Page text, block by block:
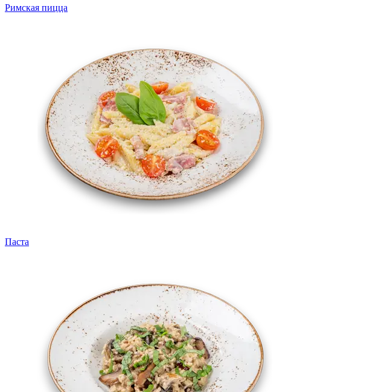
Римская пицца
Паста